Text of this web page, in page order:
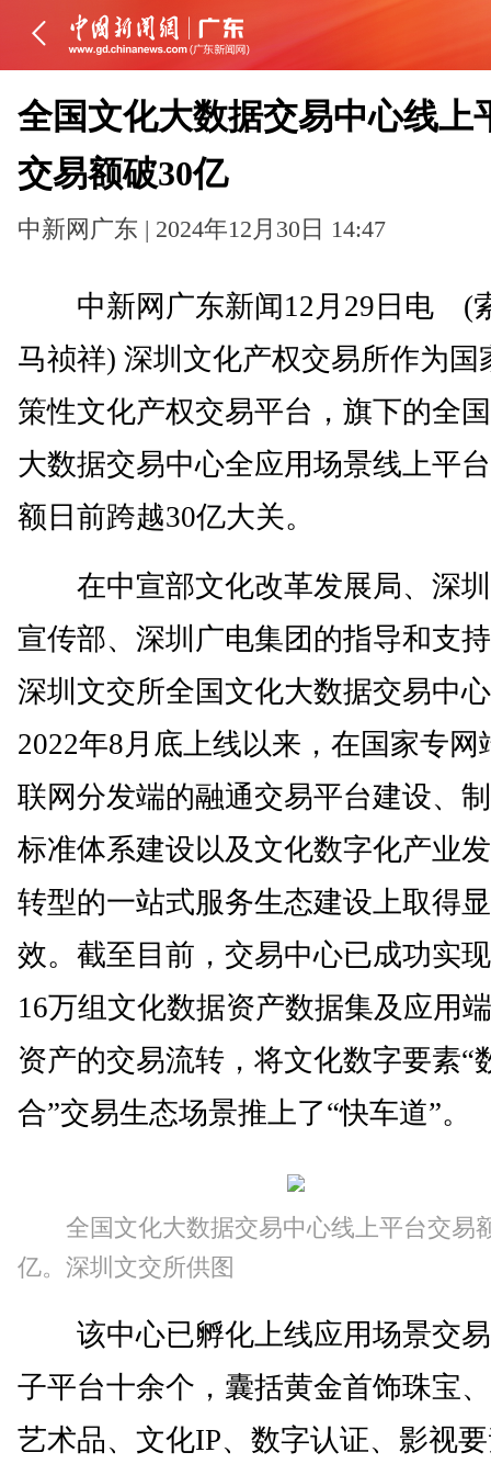
全国文化大数据交易中心线上
交易额破30亿
中新网广东 | 2024年12月30日 14:47
中新网广东新闻12月29日电 (
马祯祥) 深圳文化产权交易所作为国
策性文化产权交易平台，旗下的全
大数据交易中心全应用场景线上平
额日前跨越30亿大关。
在中宣部文化改革发展局、深
宣传部、深圳广电集团的指导和支
深圳文交所全国文化大数据交易中
2022年8月底上线以来，在国家专网
联网分发端的融通交易平台建设、
标准体系建设以及文化数字化产业
转型的一站式服务生态建设上取得
效。截至目前，交易中心已成功实
16万组文化数据资产数据集及应用
资产的交易流转，将文化数字要素“
合”交易生态场景推上了“快车道”。
全国文化大数据交易中心线上平台交易
亿。深圳文交所供图
该中心已孵化上线应用场景交
子平台十余个，囊括黄金首饰珠宝
艺术品、文化IP、数字认证、影视